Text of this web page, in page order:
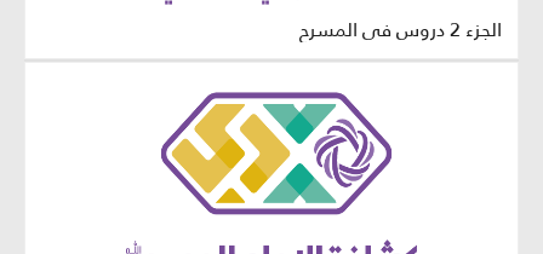
الجزء 2 دروس في المسرح